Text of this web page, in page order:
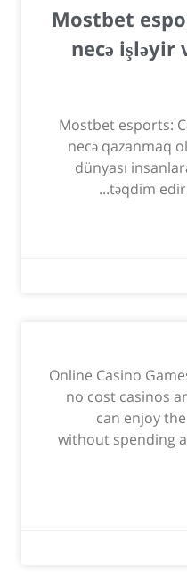
Mostbet
necə işləyir
Mostbet esports:
necə qazanmaq
dünyası
təqdim
Online Casino
no cost casinos
can enjoy
without spending